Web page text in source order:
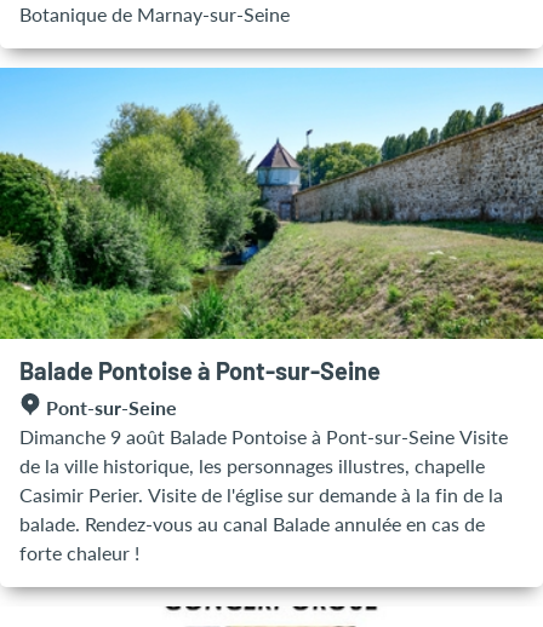
Botanique de Marnay-sur-Seine
Balade Pontoise à Pont-sur-Seine
Pont-sur-Seine
Dimanche 9 août Balade Pontoise à Pont-sur-Seine Visite
de la ville historique, les personnages illustres, chapelle
Casimir Perier. Visite de l'église sur demande à la fin de la
balade. Rendez-vous au canal Balade annulée en cas de
forte chaleur !